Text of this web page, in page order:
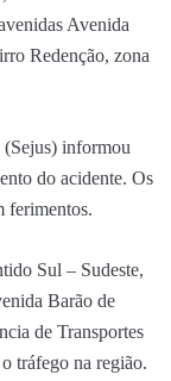
Avenida
Redenção, zona
(Sejus) informou
do acidente. Os
ferimentos.
Sul – Sudeste,
Barão de
de Transportes
tráfego na região.